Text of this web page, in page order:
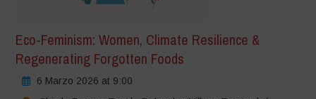
Eco-Feminism: Women, Climate Resilience &
Regenerating Forgotten Foods
6 Marzo 2026 at 9:00